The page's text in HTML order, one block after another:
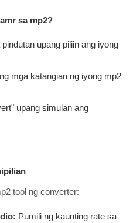
sa mp2?
upang piliin ang iyong
mga katangian ng iyong mp2
upang simulan ang
tool ng converter:
Pumili ng kaunting rate sa